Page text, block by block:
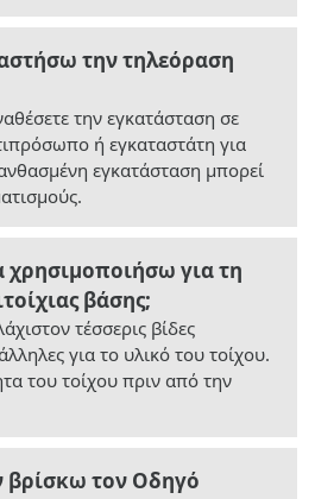
την τηλεόραση
την εγκατάσταση σε
ή εγκαταστάτη για
εγκατάσταση μπορεί
χρησιμοποιήσω για τη
βάσης;
τέσσερις βίδες
για το υλικό του τοίχου.
του τοίχου πριν από την
βρίσκω τον Οδηγό